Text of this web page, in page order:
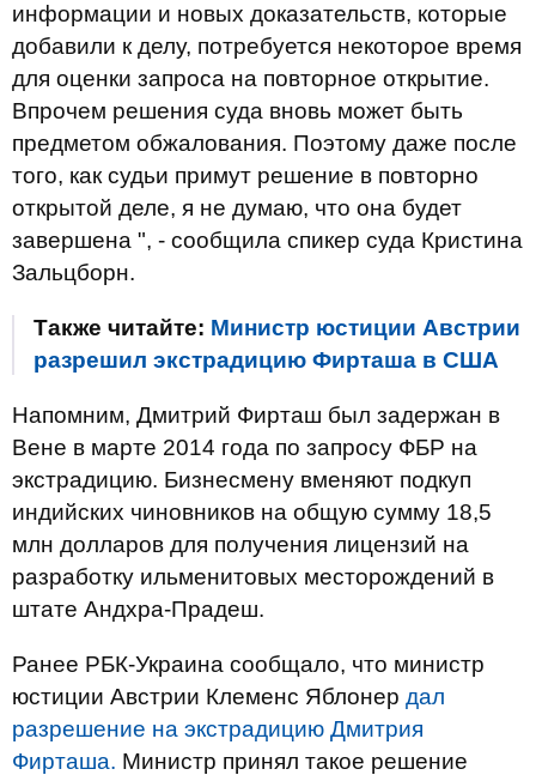
информации и новых доказательств, которые
добавили к делу, потребуется некоторое время
для оценки запроса на повторное открытие.
Впрочем решения суда вновь может быть
предметом обжалования. Поэтому даже после
того, как судьи примут решение в повторно
открытой деле, я не думаю, что она будет
завершена ", - сообщила спикер суда Кристина
Зальцборн.
Также читайте: Министр юстиции Австрии
разрешил экстрадицию Фирташа в США
Напомним, Дмитрий Фирташ был задержан в
Вене в марте 2014 года по запросу ФБР на
экстрадицию. Бизнесмену вменяют подкуп
индийских чиновников на общую сумму 18,5
млн долларов для получения лицензий на
разработку ильменитовых месторождений в
штате Андхра-Прадеш.
Ранее РБК-Украина сообщало, что министр
юстиции Австрии Клеменс Яблонер дал
разрешение на экстрадицию Дмитрия
Фирташа. Министр принял такое решение